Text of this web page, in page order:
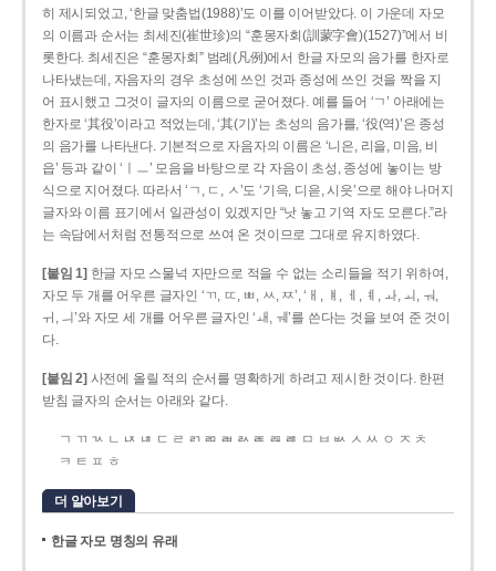
히 제시되었고, ‘한글 맞춤법(1988)’도 이를 이어받았다. 이 가운데 자모
의 이름과 순서는 최세진(崔世珍)의 “훈몽자회(訓蒙字會)(1527)”에서 비
롯한다. 최세진은 “훈몽자회” 범례(凡例)에서 한글 자모의 음가를 한자로
나타냈는데, 자음자의 경우 초성에 쓰인 것과 종성에 쓰인 것을 짝을 지
어 표시했고 그것이 글자의 이름으로 굳어졌다. 예를 들어 ‘ㄱ’ 아래에는
한자로 ‘其役’이라고 적었는데, ‘其(기)’는 초성의 음가를, ‘役(역)’은 종성
의 음가를 나타낸다. 기본적으로 자음자의 이름은 ‘니은, 리을, 미음, 비
읍’ 등과 같이 ‘ㅣㅡ’ 모음을 바탕으로 각 자음이 초성, 종성에 놓이는 방
식으로 지어졌다. 따라서 ‘ㄱ, ㄷ, ㅅ’도 ‘기윽, 디읃, 시읏’으로 해야 나머지
글자와 이름 표기에서 일관성이 있겠지만 “낫 놓고 기역 자도 모른다.”라
는 속담에서처럼 전통적으로 쓰여 온 것이므로 그대로 유지하였다.
[붙임 1] 한글 자모 스물넉 자만으로 적을 수 없는 소리들을 적기 위하여,
자모 두 개를 어우른 글자인 ‘ㄲ, ㄸ, ㅃ, ㅆ, ㅉ’, ‘ㅐ, ㅒ, ㅔ, ㅖ, ㅘ, ㅚ, ㅝ,
ㅟ, ㅢ’와 자모 세 개를 어우른 글자인 ‘ㅙ, ㅞ’를 쓴다는 것을 보여 준 것이
다.
[붙임 2] 사전에 올릴 적의 순서를 명확하게 하려고 제시한 것이다. 한편
받침 글자의 순서는 아래와 같다.
ㄱ ㄲ ㄳ ㄴ ㄵ ㄶ ㄷ ㄹ ㄺ ㄻ ㄼ ㄽ ㄾ ㄿ ㅀ ㅁ ㅂ ㅄ ㅅ ㅆ ㅇ ㅈ ㅊ
ㅋ ㅌ ㅍ ㅎ
더 알아보기
한글 자모 명칭의 유래